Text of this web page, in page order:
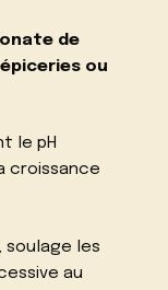
de
épiceries ou
le pH
croissance
soulage les
au